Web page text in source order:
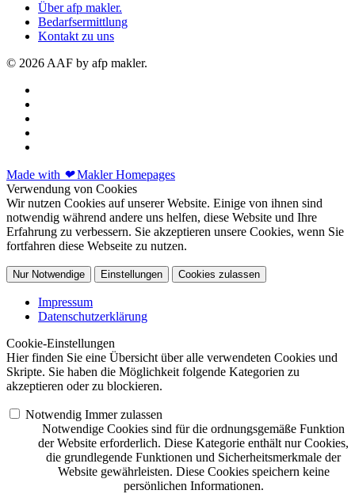
Über afp makler.
Bedarfsermittlung
Kontakt zu uns
© 2026 AAF by afp makler.
Made with ❤Makler Homepages
Verwendung von Cookies
Wir nutzen Cookies auf unserer Website. Einige von ihnen sind
notwendig während andere uns helfen, diese Website und Ihre
Erfahrung zu verbessern. Sie akzeptieren unsere Cookies, wenn Sie
fortfahren diese Webseite zu nutzen.
Nur Notwendige Einstellungen Cookies zulassen
Impressum
Datenschutzerklärung
Cookie-Einstellungen
Hier finden Sie eine Übersicht über alle verwendeten Cookies und
Skripte. Sie haben die Möglichkeit folgende Kategorien zu
akzeptieren oder zu blockieren.
Notwendig Immer zulassen
Notwendige Cookies sind für die ordnungsgemäße Funktion
der Website erforderlich. Diese Kategorie enthält nur Cookies,
die grundlegende Funktionen und Sicherheitsmerkmale der
Website gewährleisten. Diese Cookies speichern keine
persönlichen Informationen.